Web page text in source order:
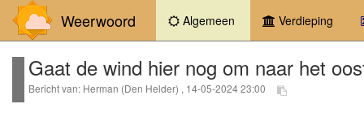
Weerwoord Algemeen (current)Verdieping
Gaat de wind hier nog om naar het
Bericht van: Herman (Den Helder) , 14-05-2024 23:00